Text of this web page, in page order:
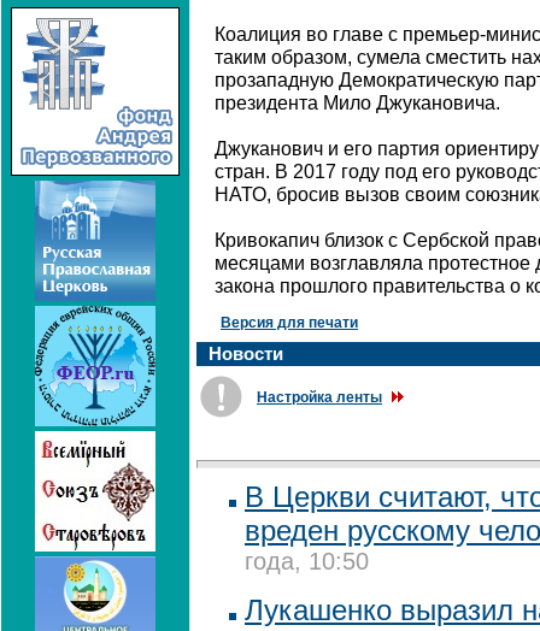
Коалиция во главе с премьер-
таким образом, сумела сместить
прозападную Демократическую
президента Мило Джукановича.
Джуканович и его партия
стран. В 2017 году под его
НАТО, бросив вызов своим
Кривокапич близок с Сербской
месяцами возглавляла
закона прошлого правительства о
Версия для печати
Новости
Настройка ленты
В Церкви считают,
вреден русскому
года, 10:50
Лукашенко выразил